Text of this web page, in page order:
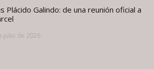
Plácido Galindo: de una reunión oficial a
julio de 2026